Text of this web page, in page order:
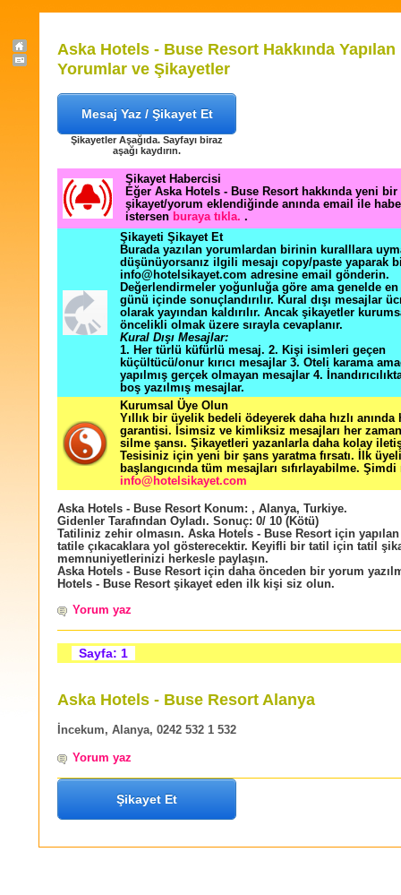
Aska Hotels - Buse Resort Hakkında Yapılan
Yorumlar ve Şikayetler
Mesaj Yaz / Şikayet Et
Şikayetler Aşağıda. Sayfayı biraz
aşağı kaydırın.
Şikayet Habercisi
Eğer Aska Hotels - Buse Resort hakkında yeni bir
şikayet/yorum eklendiğinde anında email ile
istersen buraya tıkla. .
Şikayeti Şikayet Et
Burada yazılan yorumlardan birinin kuralllara
düşünüyorsanız ilgili mesajı copy/paste yaparak
info@hotelsikayet.com adresine email gönderin.
Değerlendirmeler yoğunluğa göre ama genelde
günü içinde sonuçlandırılır. Kural dışı mesajlar
olarak yayından kaldırılır. Ancak şikayetler
öncelikli olmak üzere sırayla cevaplanır.
Kural Dışı Mesajlar:
1. Her türlü küfürlü mesaj. 2. Kişi isimleri geçen
küçültücü/onur kırıcı mesajlar 3. Oteli karama
yapılmış gerçek olmayan mesajlar 4.
boş yazılmış mesajlar.
Kurumsal Üye Olun
Yıllık bir üyelik bedeli ödeyerek daha hızlı
garantisi. İsimsiz ve kimliksiz mesajları her zaman
silme şansı. Şikayetleri yazanlarla daha kolay
Tesisiniz için yeni bir şans yaratma fırsatı. İlk
başlangıcında tüm mesajları sıfırlayabilme. Şimdi
info@hotelsikayet.com
Aska Hotels - Buse ResortKonum: , Alanya, Turkiye.
Gidenler Tarafından Oyladı. Sonuç: 0/ 10 (Kötü)
Tatiliniz zehir olmasın. Aska Hotels - Buse Resort için
tatile çıkacaklara yol gösterecektir. Keyifli bir tatil için tatil
memnuniyetlerinizi herkesle paylaşın.
Aska Hotels - Buse Resort için daha önceden bir yorum
Hotels - Buse Resort şikayet eden ilk kişi siz olun.
Yorum yaz
Sayfa: 1
Aska Hotels - Buse Resort Alanya
İncekum, Alanya, 0242 532 1 532
Yorum yaz
Şikayet Et